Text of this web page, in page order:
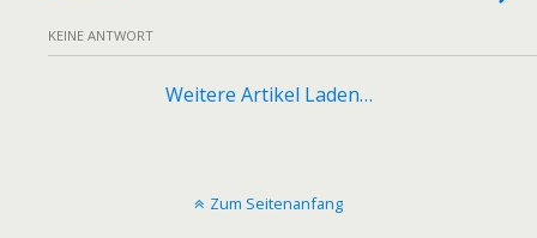
KEINE ANTWORT
Weitere Artikel Laden…
Zum Seitenanfang